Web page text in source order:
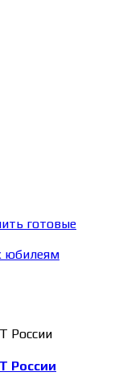
готовые
юбилеям
России